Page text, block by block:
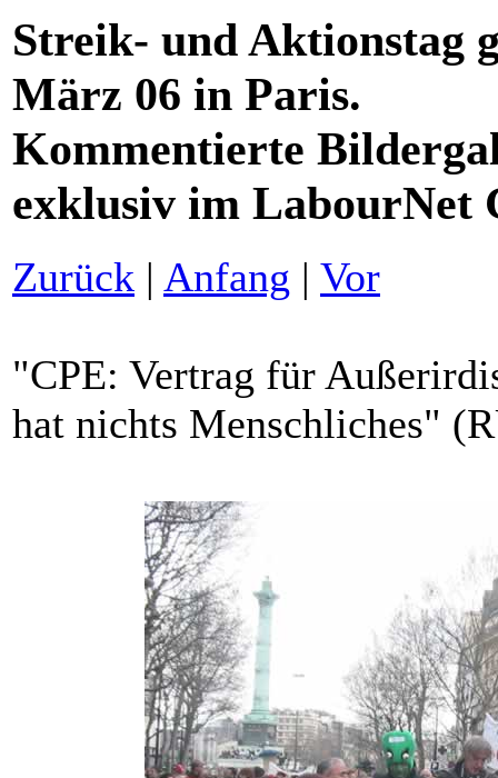
Streik- und Aktionstag
März 06 in Paris.
Kommentierte
exklusiv im LabourNet
Zurück | Anfang | Vor
"CPE: Vertrag für
hat nichts Menschliches"